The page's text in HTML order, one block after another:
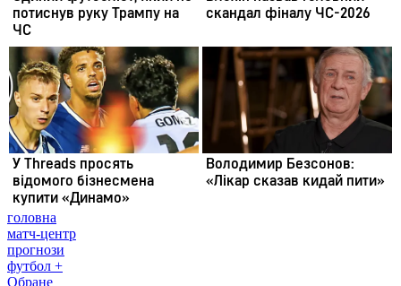
головна
матч-центр
прогнози
футбол +
Обране